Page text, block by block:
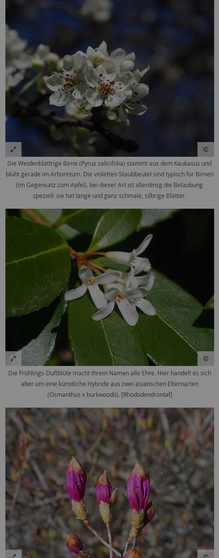
Die Weidenblättrige Birne (Pyrus salicifolia) stammt aus dem Kaukasus und
blüht gerade im Arboretum. Die violetten Staubbeutel sind typisch für Birnen
(im Gegensatz zum Apfel). bei dieser Art ist allerdinsg die Belaubung
speziell: sie hat lange und ganz schmale, silbrige Blätter.
Die Frühlings-Duftblüte macht ihrem Namen alle Ehre. Hier handelt es sich
aber um eine künstliche Hybride aus zwei asiatischen Elternarten
(Osmanthus x burkwoodii). [Rhododendrontal]